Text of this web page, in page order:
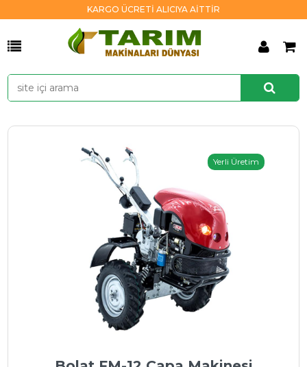
KARGO ÜCRETİ ALICIYA AİTTİR
Yerli Üretim